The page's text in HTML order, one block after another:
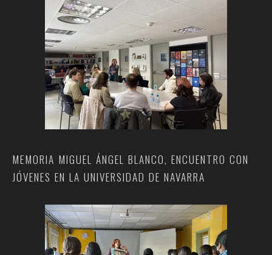
MEMORIA MIGUEL ÁNGEL BLANCO, ENCUENTRO CON
JÓVENES EN LA UNIVERSIDAD DE NAVARRA